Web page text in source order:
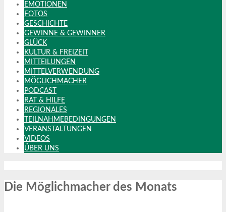
EMOTIONEN
FOTOS
GESCHICHTE
GEWINNE & GEWINNER
GLÜCK
KULTUR & FREIZEIT
MITTEILUNGEN
MITTELVERWENDUNG
MÖGLICHMACHER
PODCAST
RAT & HILFE
REGIONALES
TEILNAHMEBEDINGUNGEN
VERANSTALTUNGEN
VIDEOS
ÜBER UNS
Die Möglichmacher des Monats